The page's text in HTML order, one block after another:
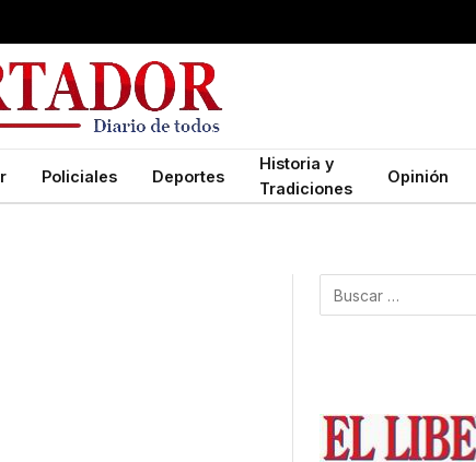
Policiales Deportes
Historia y
Tradiciones
Opinión